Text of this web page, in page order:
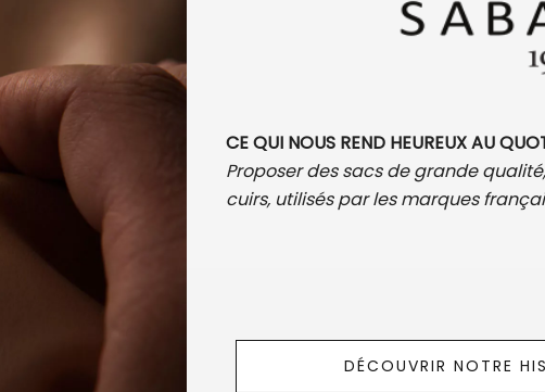
CE QUI NOUS REND HEUREUX AU
Proposer des sacs de grande
cuirs, utilisés par les marques
DÉCOUVRIR NOTRE